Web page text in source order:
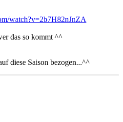
watch?v=2b7H82nJnZA
das so kommt ^^
diese Saison bezogen...^^